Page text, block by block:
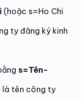
(hoặc s=Ho Chi
ty đăng ký kinh
s=Tên-
là tên công ty